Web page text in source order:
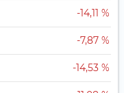
-14,11 %
-7,87 %
-14,53 %